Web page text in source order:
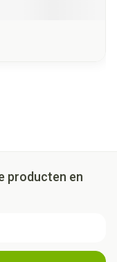
producten en